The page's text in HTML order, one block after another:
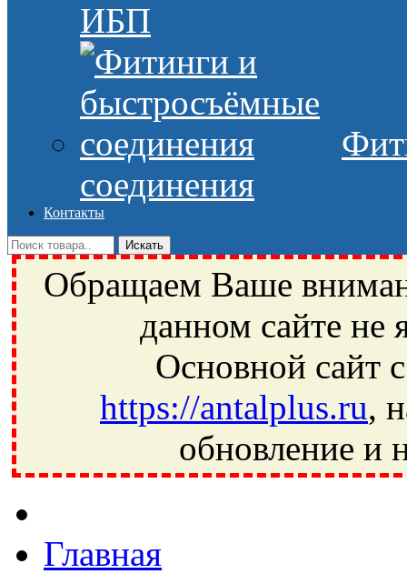
ИБП
соединения
Контакты
Обращаем Ваше
данном сайте не
Основной сайт
https://antalplus.ru,
обновление и
Ивантеевка, подшипники, пневматика, метизы, техника,
Главная